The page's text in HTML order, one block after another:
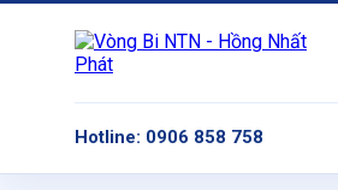
Hotline: 0906 858 758